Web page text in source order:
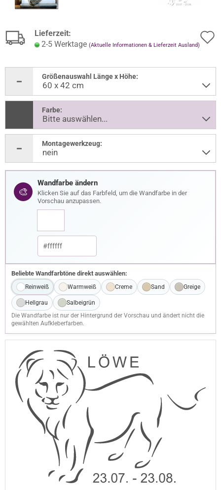
Lieferzeit:
2-5 Werktage (Aktuelle Informationen & Lieferzeit Ausland)
Größenauswahl Länge x Höhe:
Farbe:
Montagewerkzeug:
🎨
Wandfarbe ändern
Klicken Sie auf das Farbfeld, um die Wandfarbe in der
Vorschau anzupassen.
Beliebte Wandfarbtöne direkt auswählen:
Reinweiß Warmweiß Creme Sand Greige
Hellgrau
Salbeigrün
Die Wandfarbe ist nur der Hintergrund der Vorschau und ändert nicht die
gewählten Aufkleberfarben.